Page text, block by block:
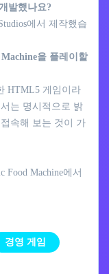
발했나요?
에서 제작했습
을 플레이할
HTML5 게임이라
는 명시적으로 밝
속해 보는 것이 가
Food Machine에서
경영 게임